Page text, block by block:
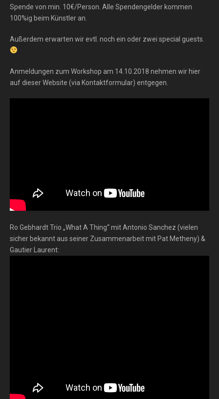
Spende von min. 10€/Person. Alle Spendengelder kommen
100%ig beim Künstler an.
Außerdem erwarten wir evtl. noch ein oder zwei special guests.
Anmeldungen zum Workshop am 14.10.2018 nehmen wir hier
auf dieser Website (via Kontaktformular) entgegen.
Ro Gebhardt Trio „What A Thing“ mit Antonio Sanchez (vielen
sicher bekannt aus seiner Zusammenarbeit mit Pat Metheny) &
Gautier Laurent: